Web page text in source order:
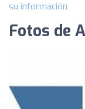
su información
Fotos de